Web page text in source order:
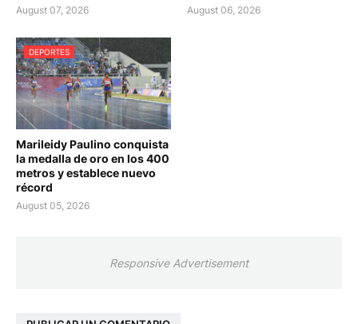
August 07, 2026 August 06, 2026
DEPORTES
Marileidy Paulino conquista
la medalla de oro en los 400
metros y establece nuevo
récord
August 05, 2026
Responsive Advertisement